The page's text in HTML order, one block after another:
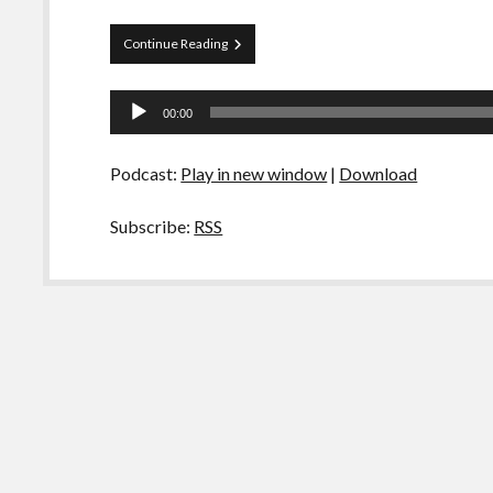
Continue ReadingPapo
Tranqueira
Dia
Rock
Tocador
00:00
Podcast: Play in new window | Download
Subscribe: RSS